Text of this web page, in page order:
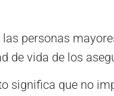
personas
de vida de los
significa que no